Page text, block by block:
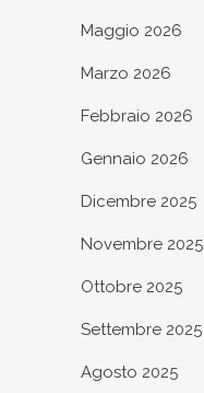
Maggio 2026
Marzo 2026
Febbraio 2026
Gennaio 2026
Dicembre 2025
Novembre 2025
Ottobre 2025
Settembre 2025
Agosto 2025